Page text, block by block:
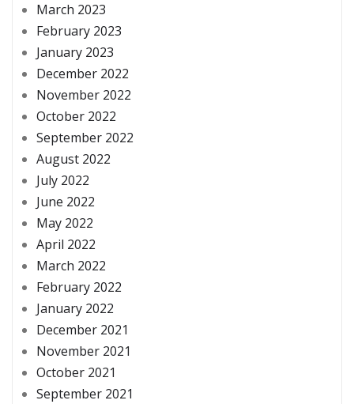
March 2023
February 2023
January 2023
December 2022
November 2022
October 2022
September 2022
August 2022
July 2022
June 2022
May 2022
April 2022
March 2022
February 2022
January 2022
December 2021
November 2021
October 2021
September 2021